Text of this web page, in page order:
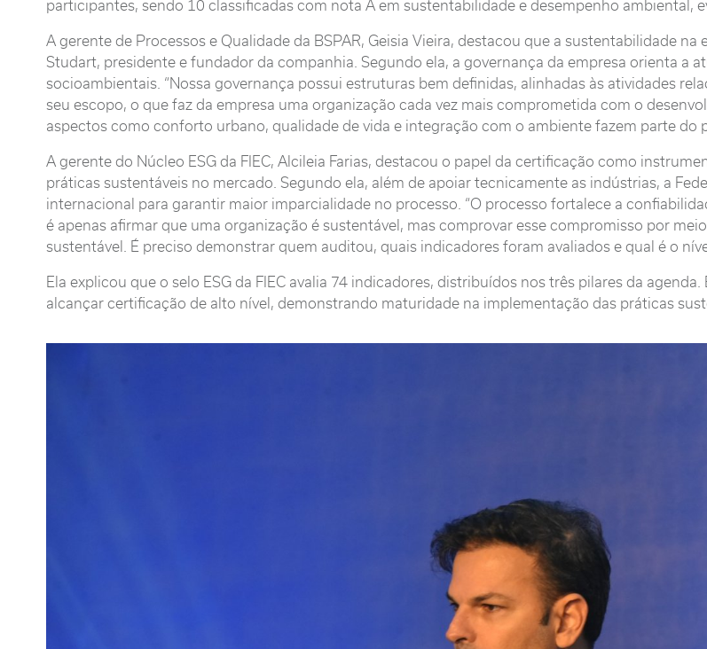
participantes, sendo 10 classificadas com nota A em sustentabilidade e desempenho ambiental,
A gerente de Processos e Qualidade da BSPAR, Geisia Vieira, destacou que a sustentabilidade
Studart, presidente e fundador da companhia. Segundo ela, a governança da empresa orienta a
socioambientais. “Nossa governança possui estruturas bem definidas, alinhadas às atividades
seu escopo, o que faz da empresa uma organização cada vez mais comprometida com o
aspectos como conforto urbano, qualidade de vida e integração com o ambiente fazem parte do
A gerente do Núcleo ESG da FIEC, Alcileia Farias, destacou o papel da certificação como
práticas sustentáveis no mercado. Segundo ela, além de apoiar tecnicamente as indústrias, a
internacional para garantir maior imparcialidade no processo. “O processo fortalece a
é apenas afirmar que uma organização é sustentável, mas comprovar esse compromisso por
sustentável. É preciso demonstrar quem auditou, quais indicadores foram avaliados e qual é o
Ela explicou que o selo ESG da FIEC avalia 74 indicadores, distribuídos nos três pilares da
alcançar certificação de alto nível, demonstrando maturidade na implementação das práticas